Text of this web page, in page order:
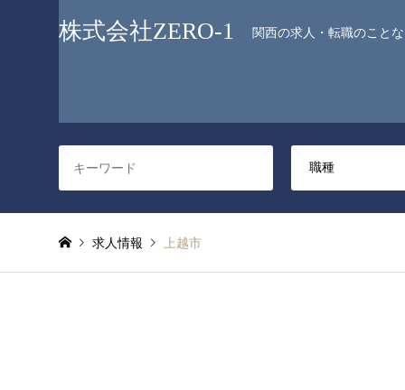
株式会社ZERO-1 関西の求人・転職のこと
求人情報 上越市